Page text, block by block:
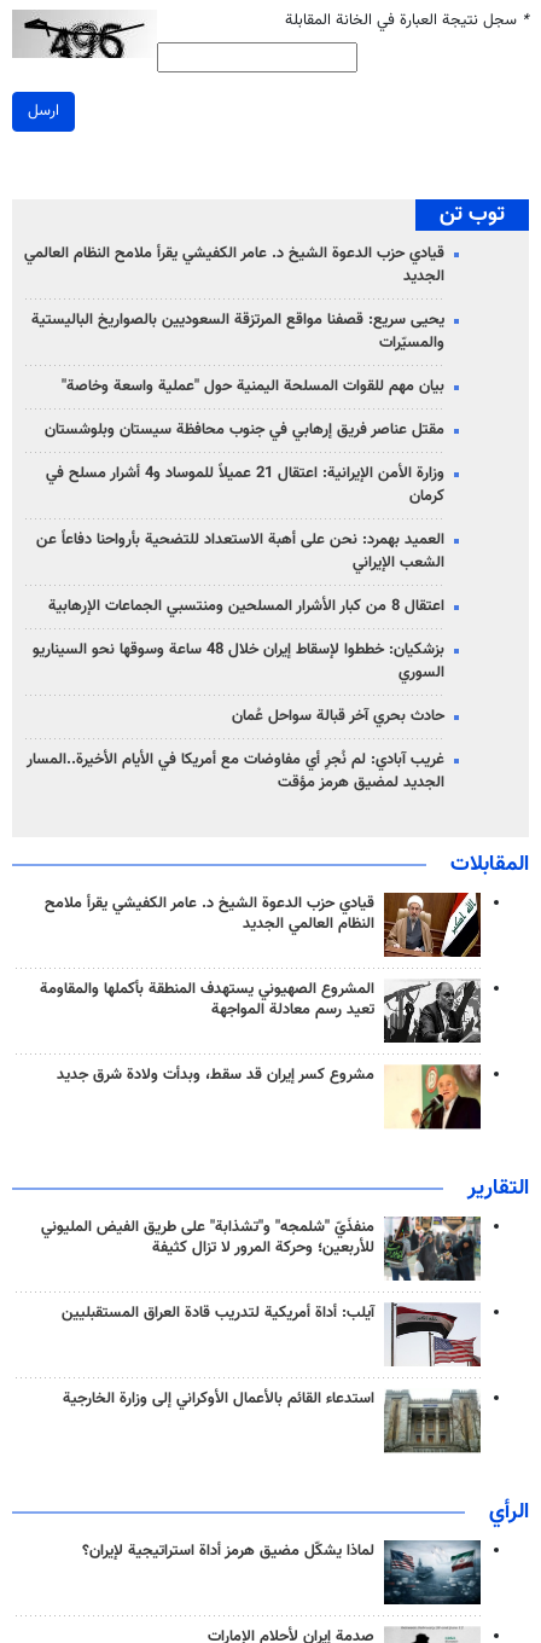
* سجل نتيجة العبارة في الخانة المقابلة
ارسل
توب تن
قيادي حزب الدعوة الشيخ د. عامر الكفيشي يقرأ ملامح النظام العالمي
الجديد
يحيى سريع: قصفنا مواقع المرتزقة السعوديين بالصواريخ الباليستية
والمسيّرات
بيان مهم للقوات المسلحة اليمنية حول "عملية واسعة وخاصة"
مقتل عناصر فريق إرهابي في جنوب محافظة سيستان وبلوشستان
وزارة الأمن الإيرانية: اعتقال 21 عميلاً للموساد و4 أشرار مسلح في
كرمان
العميد بهمرد: نحن على أهبة الاستعداد للتضحية بأرواحنا دفاعاً عن
الشعب الإيراني
اعتقال 8 من كبار الأشرار المسلحين ومنتسبي الجماعات الإرهابية
بزشكيان: خططوا لإسقاط إيران خلال 48 ساعة وسوقها نحو السيناريو
السوري
حادث بحري آخر قبالة سواحل عُمان
غريب آبادي: لم نُجرِ أي مفاوضات مع أمريكا في الأيام الأخيرة..المسار
الجديد لمضيق هرمز مؤقت
المقابلات
قيادي حزب الدعوة الشيخ د. عامر الكفيشي يقرأ ملامح
النظام العالمي الجديد
المشروع الصهيوني يستهدف المنطقة بأكملها والمقاومة
تعيد رسم معادلة المواجهة
مشروع كسر إيران قد سقط، وبدأت ولادة شرق جديد
التقارير
منفذَيّ "شلمجه" و"تشذابة" على طريق الفيض المليوني
للأربعين؛ وحركة المرور لا تزال كثيفة
آيلب: أداة أمريكية لتدريب قادة العراق المستقبليين
استدعاء القائم بالأعمال الأوكراني إلى وزارة الخارجية
الرأي
لماذا يشكّل مضيق هرمز أداة استراتيجية لإيران؟
صدمة إيران لأحلام الإمارات